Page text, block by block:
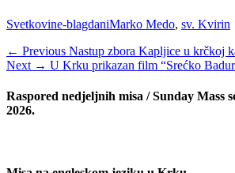
Categories
Svetkovine-blagdaniTags
Marko Medo, sv. Kvirin
Navigacija
objava
← Previous Previous
post:
Nastup zbora Kapljice u krčkoj
Next → Next
U Krku prikazan film “Srećko
Raspored nedjeljnih misa / Sunday Mass
2026.